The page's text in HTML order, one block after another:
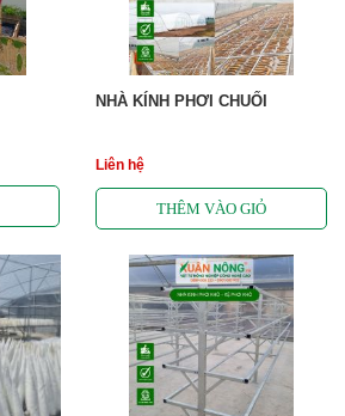
NHÀ KÍNH PHƠI CHUỐI
Liên hệ